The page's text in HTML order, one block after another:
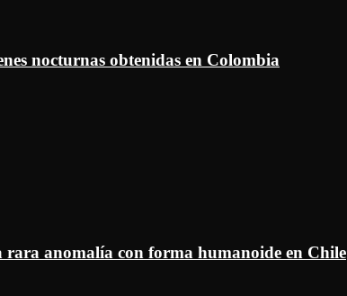
nocturnas obtenidas en Colombia
anomalía con forma humanoide en Chile